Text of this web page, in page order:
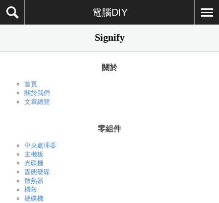
電腦DIY
Signify
關於
首頁
關於我們
文章總覽
零組件
中央處理器
主機板
光碟機
固態硬碟
散熱器
機殼
硬碟機